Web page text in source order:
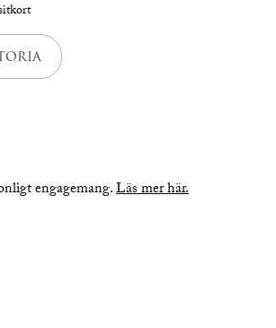
engagemang.Läs mer här.